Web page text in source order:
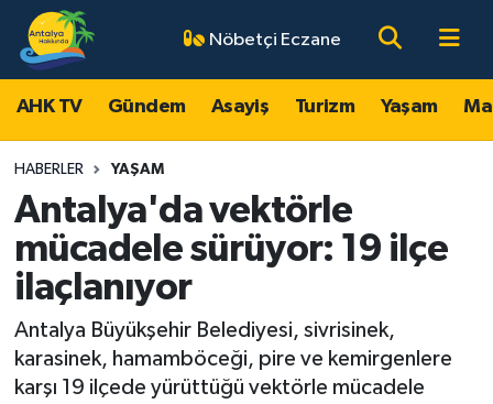
Nöbetçi Eczane
AHK TV Gündem Asayiş Turizm Yaşam
HABERLER YAŞAM
Antalya'da vektörle
mücadele sürüyor: 19 ilçe
ilaçlanıyor
Antalya Büyükşehir Belediyesi, sivrisinek,
karasinek, hamamböceği, pire ve kemirgenlere
karşı 19 ilçede yürüttüğü vektörle mücadele
AHK TV
Gündem
Asayiş
Turizm
Yaşam
Magazin
Antalya Nöbetçi Eczaneler
Antalya Hava Durumu
Antalya Namaz Vakitleri
Antalya Trafik Yoğunluk Haritası
Süper Lig Puan Durumu ve Fikstür
Tüm Manşetler